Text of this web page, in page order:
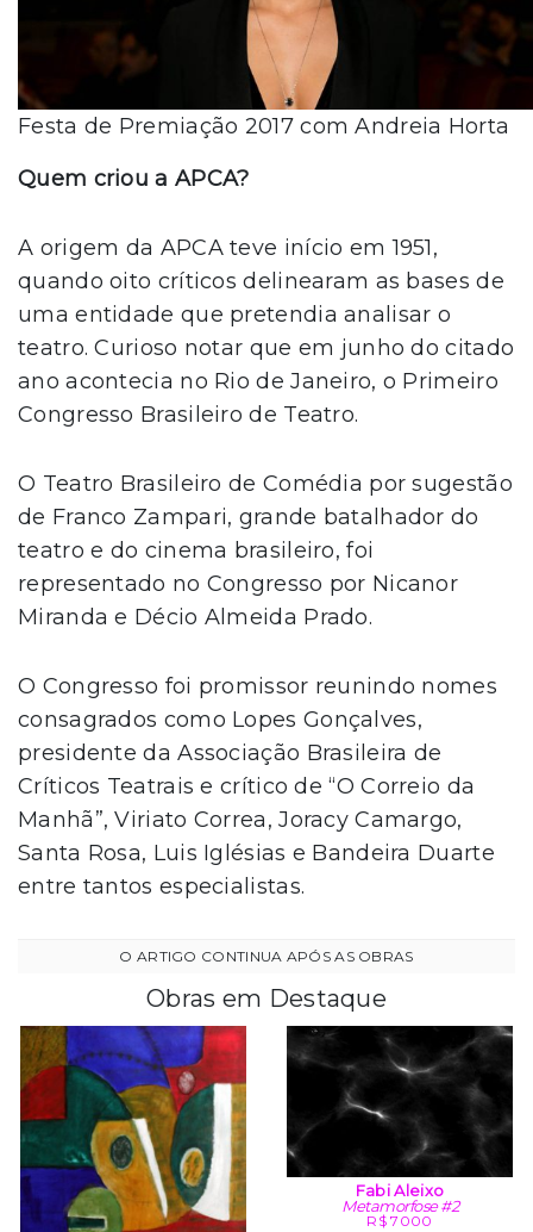
Festa de Premiação 2017 com Andreia Horta
Quem criou a APCA?
A origem da APCA teve início em 1951,
quando oito críticos delinearam as bases de
uma entidade que pretendia analisar o
teatro. Curioso notar que em junho do citado
ano acontecia no Rio de Janeiro, o Primeiro
Congresso Brasileiro de Teatro.
O Teatro Brasileiro de Comédia por sugestão
de Franco Zampari, grande batalhador do
teatro e do cinema brasileiro, foi
representado no Congresso por Nicanor
Miranda e Décio Almeida Prado.
O Congresso foi promissor reunindo nomes
consagrados como Lopes Gonçalves,
presidente da Associação Brasileira de
Críticos Teatrais e crítico de “O Correio da
Manhã”, Viriato Correa, Joracy Camargo,
Santa Rosa, Luis Iglésias e Bandeira Duarte
entre tantos especialistas.
Obras em Destaque
Fabi Aleixo
Metamorfose #2
R$ 7000